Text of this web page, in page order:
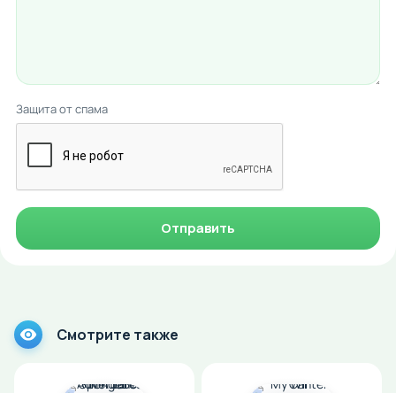
Защита от спама
Отправить
Смотрите также